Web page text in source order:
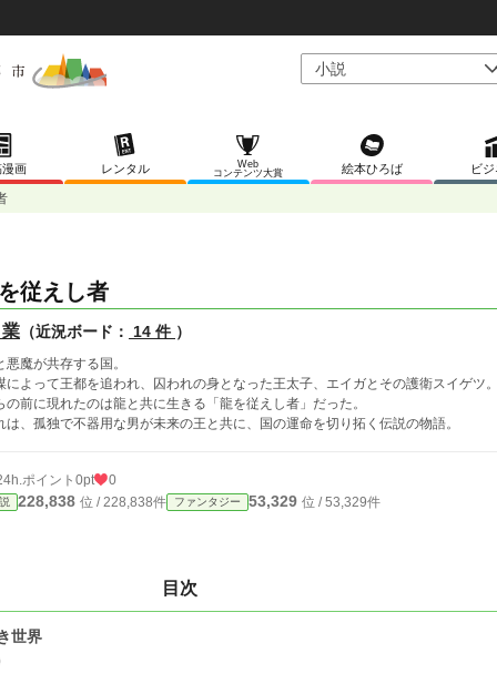
画 レンタル
Web
コンテンツ大賞
絵本ひろば ビ
従えし者
（近況ボード： 14 件 ）
悪魔が共存する国。
によって王都を追われ、囚われの身となった王太子、エイガとその護衛スイゲツ
の前に現れたのは龍と共に生きる「龍を従えし者」だった。
は、孤独で不器用な男が未来の王と共に、国の運命を切り拓く伝説の物語。
ポイント 0pt 0
228,838 位 / 228,838件 ファンタジー 53,329 位 / 53,329件
目次
世界